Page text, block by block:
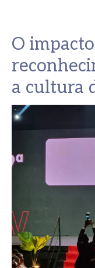
O
a cultura